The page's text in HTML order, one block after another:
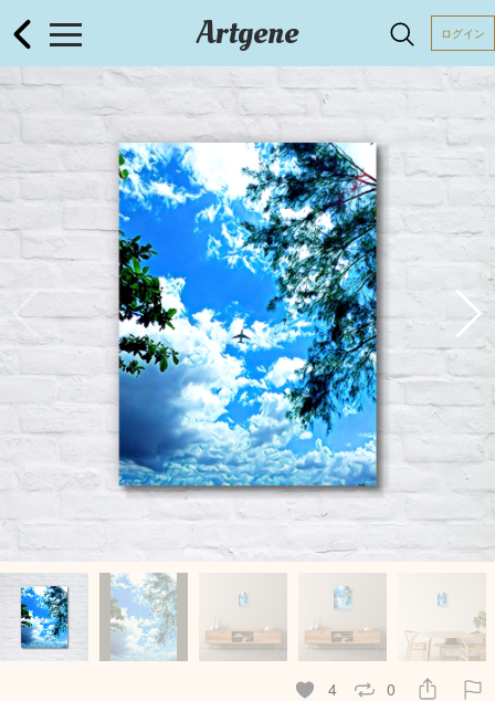
Artgene ログイン
4 0